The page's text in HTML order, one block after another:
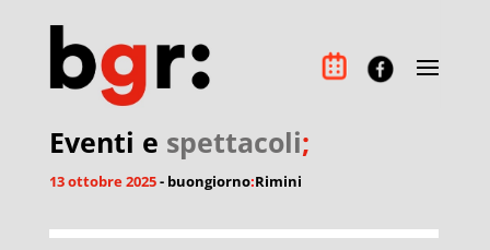
Eventi e spettacoli;
13 ottobre 2025- buongiorno:Rimini